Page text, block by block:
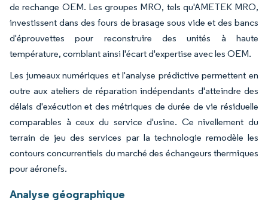
de rechange OEM. Les groupes MRO, tels qu'AMETEK MRO,
investissent dans des fours de brasage sous vide et des bancs
d'éprouvettes pour reconstruire des unités à haute
température, comblant ainsi l'écart d'expertise avec les OEM.
Les jumeaux numériques et l'analyse prédictive permettent en
outre aux ateliers de réparation indépendants d'atteindre des
délais d'exécution et des métriques de durée de vie résiduelle
comparables à ceux du service d'usine. Ce nivellement du
terrain de jeu des services par la technologie remodèle les
contours concurrentiels du marché des échangeurs thermiques
pour aéronefs.
Analyse géographique